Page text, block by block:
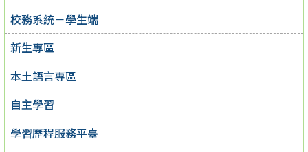
校務系統－學生端
新生專區
本土語言專區
自主學習
學習歷程服務平臺